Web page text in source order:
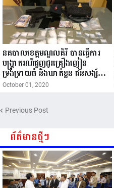
នគបាលខេត្តមណ្ឌលគិរី បានធ្វេីការ
បង្ក្រាករណីជួញដូរគ្រឿងញៀន​
ទ្រង់ទ្រាយធំ​ និងឃាត់ខ្លួន ជនសង្ស័យ
២នាក់
October 01, 2020
Previous Post
ព័ត៌មានថ្មីៗ